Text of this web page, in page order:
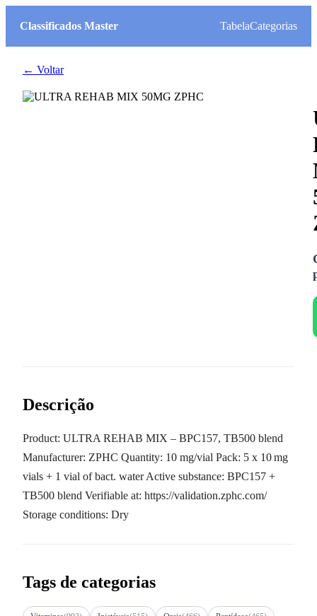
Classificados Master TabelaCategorias
← Voltar
Descrição
Product: ULTRA REHAB MIX – BPC157, TB500 blend
Manufacturer: ZPHC Quantity: 10 mg/vial Pack: 5 x 10 mg
vials + 1 vial of bact. water Active substance: BPC157 +
TB500 blend Verifiable at: https://validation.zphc.com/
Storage conditions: Dry
Tags de categorias